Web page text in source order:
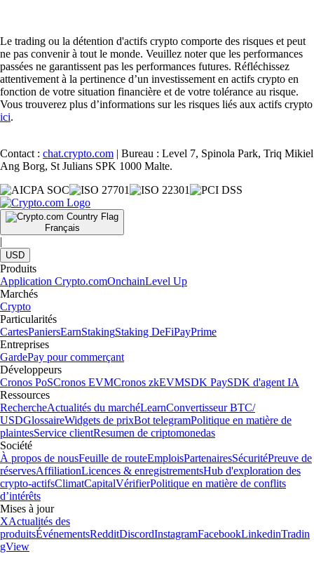
Le trading ou la détention d'actifs crypto comporte des risques et peut
ne pas convenir à tout le monde. Veuillez noter que les performances
passées ne garantissent pas les performances futures. Réfléchissez
attentivement à la pertinence d’un investissement en actifs crypto en
fonction de votre situation financière et de votre tolérance au risque.
Vous trouverez plus d’informations sur les risques liés aux actifs crypto
ici.
Contact : chat.crypto.com | Bureau : Level 7, Spinola Park, Triq Mikiel
Ang Borg, St Julians SPK 1000 Malte.
Français
|
USD
Produits
Application Crypto.comOnchainLevel Up
Marchés
Crypto
Particularités
CartesPaniersEarnStakingStaking DeFiPayPrime
Entreprises
GardePay pour commerçant
Développeurs
Cronos PoSCronos EVMCronos zkEVMSDK PaySDK d'agent IA
Ressources
RechercheActualités du marchéLearnConvertisseur BTC/
USDGlossaireWidgets de prixBot telegramPolitique en matière de
plaintesService clientResumen de criptomonedas
Société
À propos de nousFeuille de routeEmploisPartenairesSécuritéPreuve de
réservesAffiliationLicences & enregistrementsHub d'exploration des
crypto-actifsClimatCapitalVérifierPolitique en matière de conflits
d’intérêts
Mises à jour
XActualités des
produitsÉvénementsRedditDiscordInstagramFacebookLinkedinTradin
gView